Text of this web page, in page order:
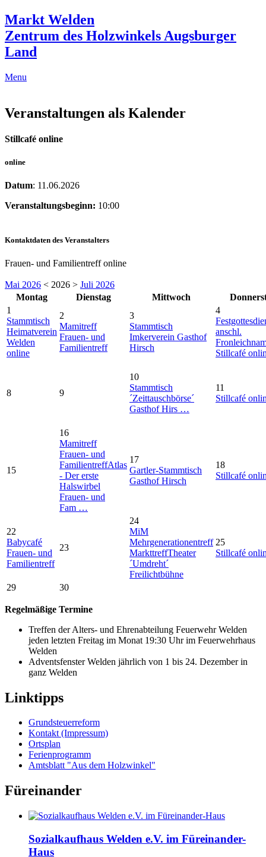
Markt Welden
Zentrum des Holzwinkels Augsburger
Land
Menu
Veranstaltungen als Kalender
Stillcafé online
online
Datum: 11.06.2026
Veranstaltungsbeginn: 10:00
Kontaktdaten des Veranstalters
Frauen- und Familientreff online
Mai 2026 < 2026 > Juli 2026
Montag
Dienstag Mittwoch
1
Stammtisch
Heimatverein
Welden
online
2
Mamitreff
Frauen- und
Familientreff
3
Stammtisch
Imkerverein Gasthof
Hirsch
4
anschl.
Stillcafé
8 9
10
Stammtisch
´Zeittauschbörse´
Gasthof Hirs …
11
Stillcafé
15
16
Mamitreff
Frauen- und
FamilientreffAtlas
- Der erste
Halswirbel
Frauen- und
Fam …
17
Gartler-Stammtisch
Gasthof Hirsch
18
Stillcafé
22
Babycafé
Frauen- und
Familientreff
23
24
MiM
Mehrgenerationentreff
MarkttreffTheater
´Umdreht´
Freilichtbühne
25
Stillcafé
29 30
Regelmäßige Termine
Treffen der Alters- und Ehrenabteilung Feuerwehr Welden
jeden letzten Freitag im Monat 19:30 Uhr im Feuerwehrhaus
Welden
Adventsfenster Welden jährlich von 1 bis 24. Dezember in
ganz Welden
Linktipps
Grundsteuerreform
Kontakt (Impressum)
Ortsplan
Ferienprogramm
Amtsblatt "Aus dem Holzwinkel"
Füreinander
Sozialkaufhaus Welden e.V. im Füreinander-
Haus